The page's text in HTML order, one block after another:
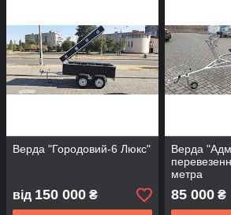
Верда "Городовий-6 Люкс"
від 150 000 ₴
Верда
метра
85 000₴